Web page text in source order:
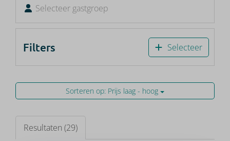
Selecteer gastgroep
Filters Selecteer
Sorteren op: Prijs laag - hoog
Resultaten (29)